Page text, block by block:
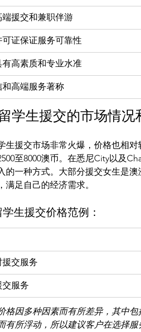
端援交和兼职伴游
可证保证服务可靠性
有高素质和专业水准
和高端服务著称
学生援交的市场情况
生援交市场非常火爆，价格也相
至8000澳币。在悉尼City以及
的一种方式。大部分援交女生是
生援交价格范例：
交服务
服务
格因多种因素而有所差异，其中
有所浮动，所以建议客户在选择